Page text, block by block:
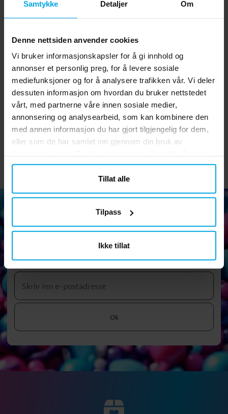
Samtykke Detaljer Om
Denne nettsiden anvender cookies
Vi bruker informasjonskapsler for å gi innhold og
annonser et personlig preg, for å levere sosiale
mediefunksjoner og for å analysere trafikken vår. Vi deler
dessuten informasjon om hvordan du bruker nettstedet
vårt, med partnerne våre innen sosiale medier,
annonsering og analysearbeid, som kan kombinere den
med annen informasjon du har gjort tilgjengelig for dem,
eller som de har samlet inn gjennom din bruk av
helst.
Tillat alle
Tilpass
Ikke tillat
Paw Patrol Skye &
Everest - Servietter 20
stk.
Pris:kr 39,00
kr 39,00
KJØP
Ariel - Pappkopper 8
stk.
Pris:kr 39,00
kr 39,00
KJØP
Nyhetsbrev
Abonner på vårt nyhetsbrev og ta del av morsomme tips,
kampanjer og tilbud.
Ok